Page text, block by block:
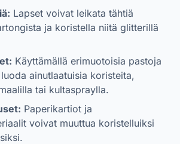
Lapset voivat leikata tähtiä
ja koristella niitä glitterillä
Käyttämällä erimuotoisia pastoja
ainutlaatuisia koristeita,
tai kultaspraylla.
Paperikartiot ja
voivat muuttua koristelluiksi